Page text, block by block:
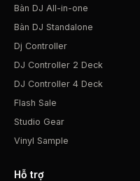
Bàn DJ All-in-one
Bàn DJ Standalone
Dj Controller
DJ Controller 2 Deck
DJ Controller 4 Deck
Flash Sale
Studio Gear
Vinyl Sample
Hỗ trợ